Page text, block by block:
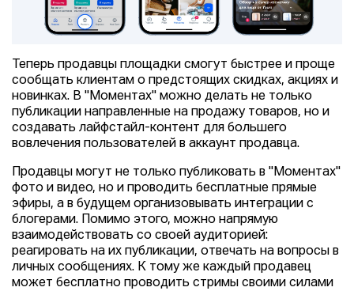
Теперь продавцы площадки смогут быстрее и проще
сообщать клиентам о предстоящих скидках, акциях и
новинках. В "Моментах" можно делать не только
публикации направленные на продажу товаров, но и
создавать лайфстайл-контент для большего
вовлечения пользователей в аккаунт продавца.
Продавцы могут не только публиковать в "Моментах"
фото и видео, но и проводить бесплатные прямые
эфиры, а в будущем организовывать интеграции с
блогерами. Помимо этого, можно напрямую
взаимодействовать со своей аудиторией:
реагировать на их публикации, отвечать на вопросы в
личных сообщениях. К тому же каждый продавец
может бесплатно проводить стримы своими силами